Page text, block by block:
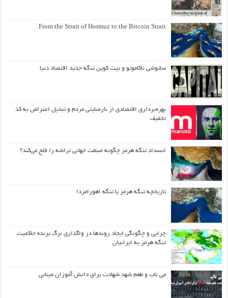
From the Strait of Hormuz to the Bitcoin Strait
ساتوشی ناکاموتو و بیت کوین تنگه جدید اقتصاد دنیا
بهره‌برداری اقتصادی از نارضایتی مردم و تبدیل اعتراض به کد
تخفیف
انسداد تنگه هرمز چگونه صنعت جهانی تراشه را فلج می‌کند؟
تاریخچه تنگه هرمز یا تنگه اهورامزدا
چرایی و چگونگی ایجاد روندها در واگذاری برگ برنده حاکمیت
تنگه هرمز به ایرانیان
می ناب و طعم شهد شهادت برای دانش آموزان مینابی